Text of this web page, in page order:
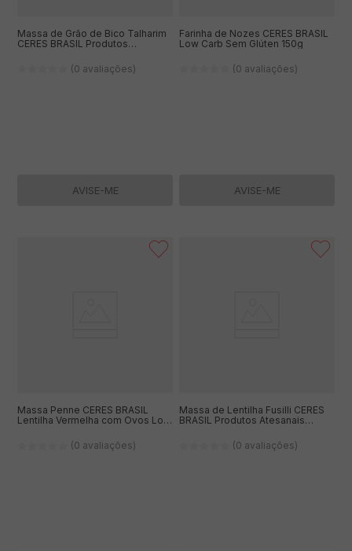
Massa de Grão de Bico Talharim
CERES BRASIL Produtos
Glúten e Vegano 200g
(0 avaliações)
AVISE-ME
Farinha de Nozes CERES BRASIL
Low Carb Sem Glúten 150g
(0 avaliações)
AVISE-ME
Massa Penne CERES BRASIL
Lentilha Vermelha com Ovos Low
(0 avaliações)
Massa de Lentilha Fusilli CERES
BRASIL Produtos Atesanais
(0 avaliações)